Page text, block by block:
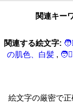
関連キー
関連する絵文字:
の肌色、白髪 ,
絵文字の厳密で